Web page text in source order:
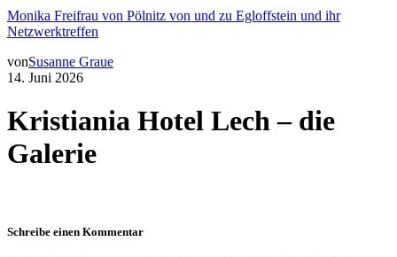
Monika Freifrau von Pölnitz von und zu Egloffstein und ihr
Netzwerktreffen
vonSusanne Graue
14. Juni 2026
Kristiania Hotel Lech – die
Galerie
Schreibe einen Kommentar